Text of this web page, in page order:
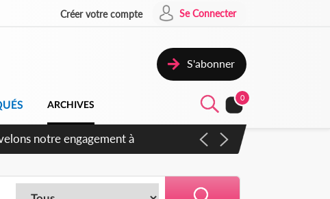
Créer votre compte Se Connecter
S'abonner
ARCHIVES
0
des amendements, un exclu